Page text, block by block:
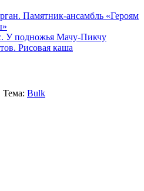
Памятник-ансамбль «Героям
У подножья Мачу-Пикчу
Рисовая каша
Тема: Bulk